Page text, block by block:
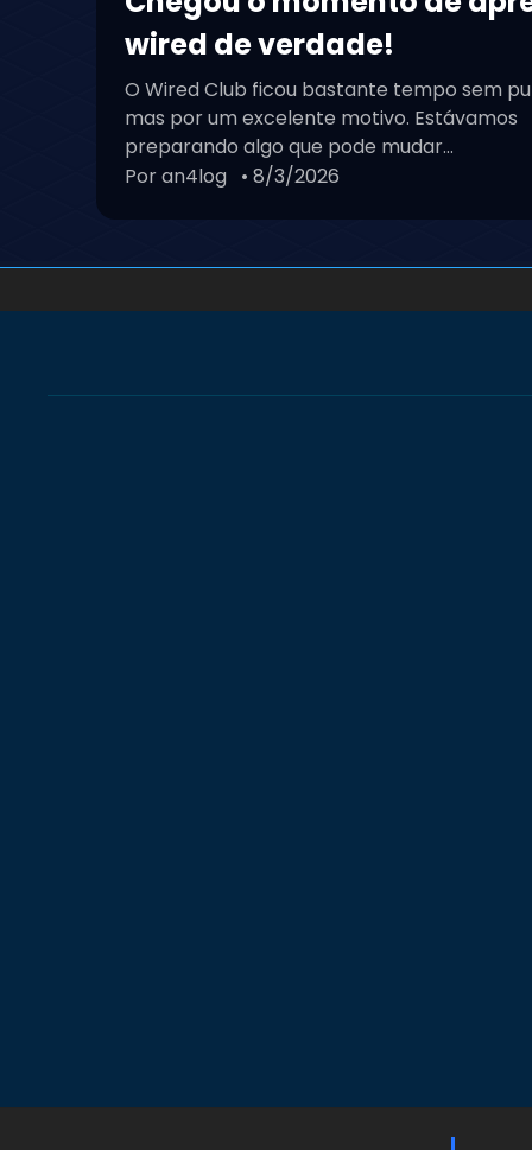
wired de verdade!
O Wired Club ficou bastante tempo sem
mas por um excelente motivo. Estávamos
preparando algo que pode mudar...
Por an4log • 8/3/2026